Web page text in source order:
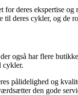
deres ekspertise
deres cykler, og de
også har flere
cykler.
pålidelighed og
den gode